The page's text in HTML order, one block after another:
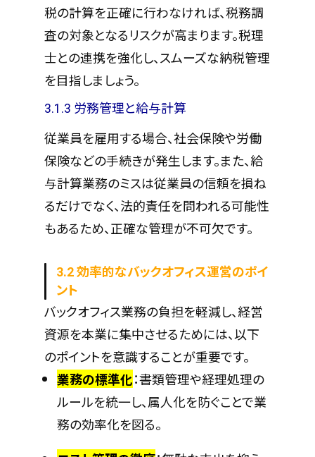
税の計算を正確に行わなければ、税務調
査の対象となるリスクが高まります。税理
士との連携を強化し、スムーズな納税管理
を目指しましょう。
3.1.3 労務管理と給与計算
従業員を雇用する場合、社会保険や労働
保険などの手続きが発生します。また、給
与計算業務のミスは従業員の信頼を損ね
るだけでなく、法的責任を問われる可能性
もあるため、正確な管理が不可欠です。
3.2 効率的なバックオフィス運営のポイ
ント
バックオフィス業務の負担を軽減し、経営
資源を本業に集中させるためには、以下
のポイントを意識することが重要です。
業務の標準化：書類管理や経理処理の
ルールを統一し、属人化を防ぐことで業
務の効率化を図る。